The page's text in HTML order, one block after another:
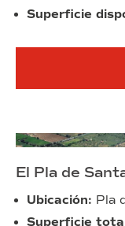
Superficie
El Pla de
Ubicación: Pla
Superficie